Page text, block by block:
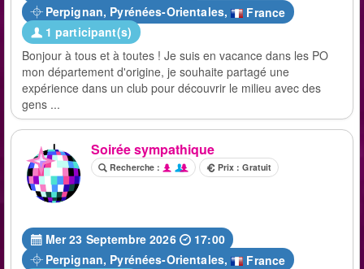
Perpignan, Pyrénées-Orientales,
France
1 participant(s)
Bonjour à tous et à toutes ! Je suis en vacance dans les PO
mon département d'origine, je souhaite partagé une
expérience dans un club pour découvrir le milieu avec des
gens ...
Soirée sympathique
Recherche : Prix : Gratuit
Mer 23 Septembre 2026
17:00
Perpignan, Pyrénées-Orientales,
France